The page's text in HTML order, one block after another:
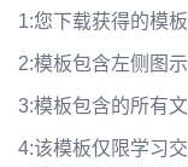
1:您下载获得的模
2:模板包含左侧图
3:模板包含的所有
4:该模板仅限学习